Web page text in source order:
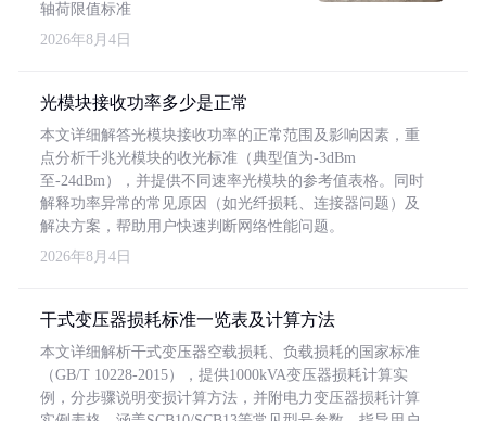
轴荷限值标准
2026年8月4日
光模块接收功率多少是正常
本文详细解答光模块接收功率的正常范围及影响因素，重
点分析千兆光模块的收光标准（典型值为-3dBm
至-24dBm），并提供不同速率光模块的参考值表格。同时
解释功率异常的常见原因（如光纤损耗、连接器问题）及
解决方案，帮助用户快速判断网络性能问题。
2026年8月4日
干式变压器损耗标准一览表及计算方法
本文详细解析干式变压器空载损耗、负载损耗的国家标准
（GB/T 10228-2015），提供1000kVA变压器损耗计算实
例，分步骤说明变损计算方法，并附电力变压器损耗计算